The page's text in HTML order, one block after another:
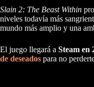
Slain 2: The Beast Within
niveles todavía más
mundo más amplio y una
El juego llegará a Steam en
de deseados para no